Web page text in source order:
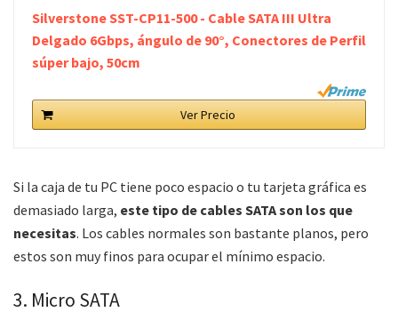
Silverstone SST-CP11-500 - Cable SATA III Ultra
Delgado 6Gbps, ángulo de 90°, Conectores de Perfil
súper bajo, 50cm
Ver Precio
Si la caja de tu PC tiene poco espacio o tu tarjeta gráfica es
demasiado larga, este tipo de cables SATA son los que
necesitas. Los cables normales son bastante planos, pero
estos son muy finos para ocupar el mínimo espacio.
3. Micro SATA